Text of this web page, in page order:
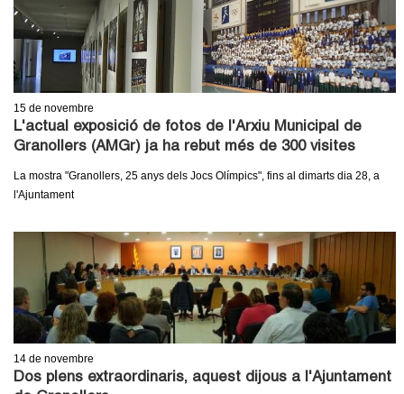
15 de novembre
L'actual exposició de fotos de l'Arxiu Municipal de
Granollers (AMGr) ja ha rebut més de 300 visites
La mostra "Granollers, 25 anys dels Jocs Olímpics", fins al dimarts dia 28, a
l'Ajuntament
14 de novembre
Dos plens extraordinaris, aquest dijous a l'Ajuntament